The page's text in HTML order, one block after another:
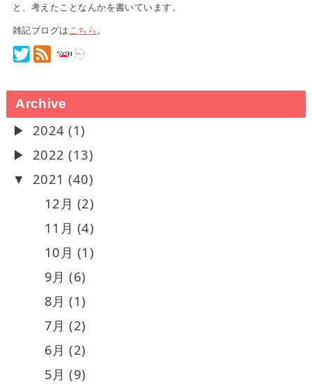
と、考えたことなんかを書いています。
雑記ブログはこちら。
Archive
2024 (1)
2022 (13)
2021 (40)
12月 (2)
11月 (4)
10月 (1)
9月 (6)
8月 (1)
7月 (2)
6月 (2)
5月 (9)